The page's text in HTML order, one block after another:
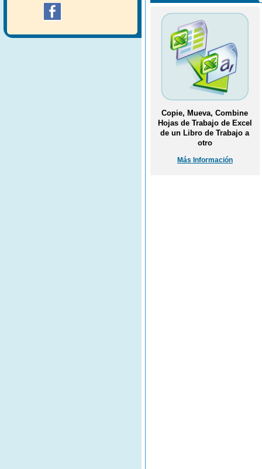
Copie, Mueva, Combine
Hojas de Trabajo de Excel
de un Libro de Trabajo a
otro
Más Información